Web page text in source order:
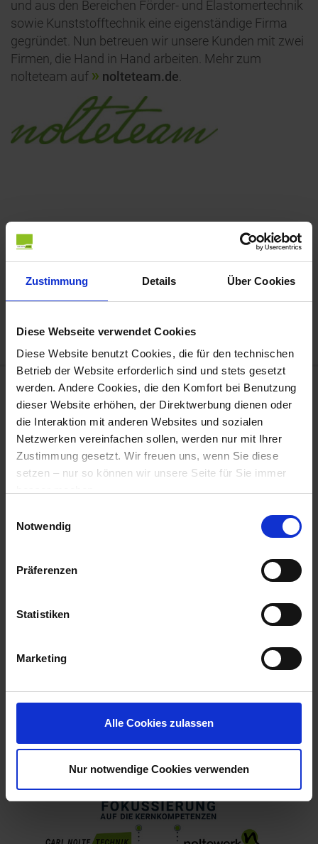
Zustimmung Details Über Cookies
Diese Webseite verwendet Cookies
Diese Website benutzt Cookies, die für den technischen
Betrieb der Website erforderlich sind und stets gesetzt
werden. Andere Cookies, die den Komfort bei Benutzung
dieser Website erhöhen, der Direktwerbung dienen oder
die Interaktion mit anderen Websites und sozialen
Netzwerken vereinfachen sollen, werden nur mit Ihrer
Zustimmung gesetzt. Wir freuen uns, wenn Sie diese
setzen – nur so können wir unsere Seite für Sie immer
Hier geht es zu der
und zum
Notwendig
Präferenzen
Statistiken
Marketing
Alle Cookies zulassen
Nur notwendige Cookies verwenden
und aus den Bereichen Förder- und Elastomertechnik
sowie Kunststofftechnik eine eigenständige Firma
gegründet. Nun betreuen wir unsere Kunden mit zwei
Firmen, die Hand in Hand arbeiten. Mehr zum
nolteteam auf
nolteteam.de
12 ausgewählte Leistungen, die
PDF,1,59 MB
Zukunft hat
Herkunft - die
Historie der